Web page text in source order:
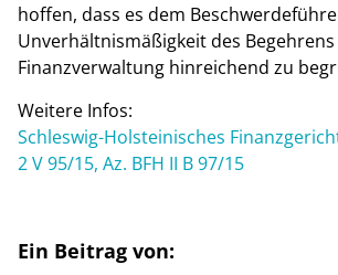
hoffen, dass es dem
Unverhältnismäßigkeit des
Finanzverwaltung hinreichend zu
Weitere Infos:
Schleswig-Holsteinisches
2 V 95/15, Az. BFH II B 97/15
Ein Beitrag von: